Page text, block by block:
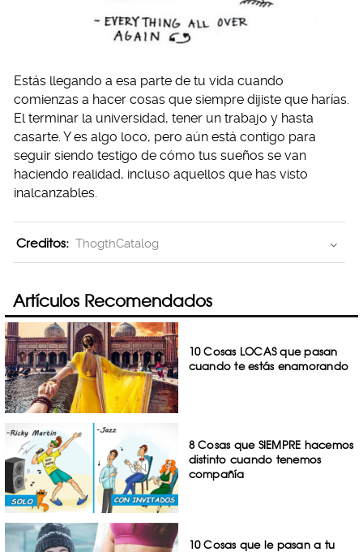
Estás llegando a esa parte de tu vida cuando
comienzas a hacer cosas que siempre dijiste que harías.
El terminar la universidad, tener un trabajo y hasta
casarte. Y es algo loco, pero aún está contigo para
seguir siendo testigo de cómo tus sueños se van
haciendo realidad, incluso aquellos que has visto
inalcanzables.
Creditos: ThogthCatalog
Artículos Recomendados
10 Cosas LOCAS que pasan
cuando te estás enamorando
8 Cosas que SIEMPRE hacemos
distinto cuando tenemos
compañía
10 Cosas que le pasan a tu